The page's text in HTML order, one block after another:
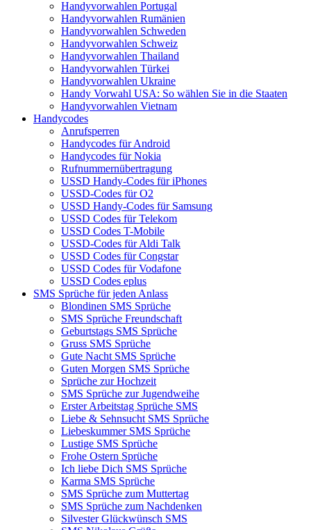
Handyvorwahlen Portugal
Handyvorwahlen Rumänien
Handyvorwahlen Schweden
Handyvorwahlen Schweiz
Handyvorwahlen Thailand
Handyvorwahlen Türkei
Handyvorwahlen Ukraine
Handy Vorwahl USA: So wählen Sie in die Staaten
Handyvorwahlen Vietnam
Handycodes
Anrufsperren
Handycodes für Android
Handycodes für Nokia
Rufnummernübertragung
USSD Handy-Codes für iPhones
USSD-Codes für O2
USSD Handy-Codes für Samsung
USSD Codes für Telekom
USSD Codes T-Mobile
USSD-Codes für Aldi Talk
USSD Codes für Congstar
USSD Codes für Vodafone
USSD Codes eplus
SMS Sprüche für jeden Anlass
Blondinen SMS Sprüche
SMS Sprüche Freundschaft
Geburtstags SMS Sprüche
Gruss SMS Sprüche
Gute Nacht SMS Sprüche
Guten Morgen SMS Sprüche
Sprüche zur Hochzeit
SMS Sprüche zur Jugendweihe
Erster Arbeitstag Sprüche SMS
Liebe & Sehnsucht SMS Sprüche
Liebeskummer SMS Sprüche
Lustige SMS Sprüche
Frohe Ostern Sprüche
Ich liebe Dich SMS Sprüche
Karma SMS Sprüche
SMS Sprüche zum Muttertag
SMS Sprüche zum Nachdenken
Silvester Glückwünsch SMS